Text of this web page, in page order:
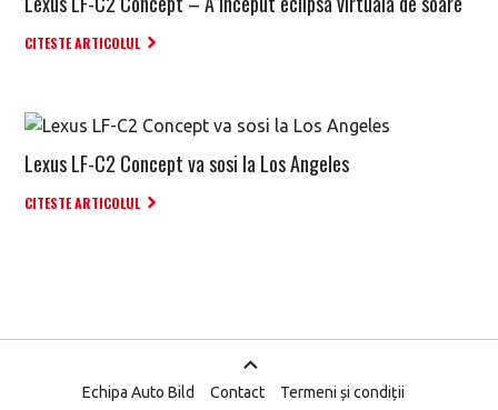
CITESTE ARTICOLUL
Lexus LF-C2 Concept va sosi la Los Angeles
CITESTE ARTICOLUL
Echipa Auto Bild Contact Termeni și condiții